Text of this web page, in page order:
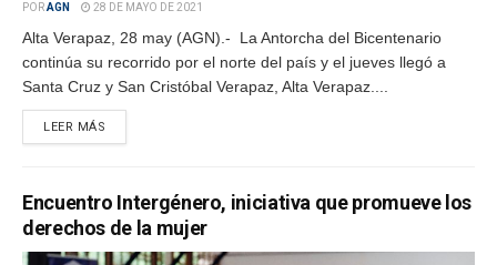
PORAGN 28 DE MAYO DE 2021
Alta Verapaz, 28 may (AGN).- La Antorcha del Bicentenario
continúa su recorrido por el norte del país y el jueves llegó a
Santa Cruz y San Cristóbal Verapaz, Alta Verapaz....
LEER MÁS
Encuentro Intergénero, iniciativa que promueve los
derechos de la mujer